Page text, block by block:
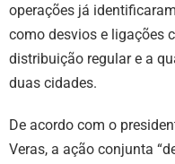
operações já
como desvios e ligações
distribuição regular e a
duas cidades.
De acordo com o
Veras, a ação conjunta